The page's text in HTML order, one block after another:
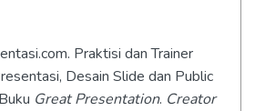
Praktisi dan Trainer
Desain Slide dan Public
Great Presentation. Creator